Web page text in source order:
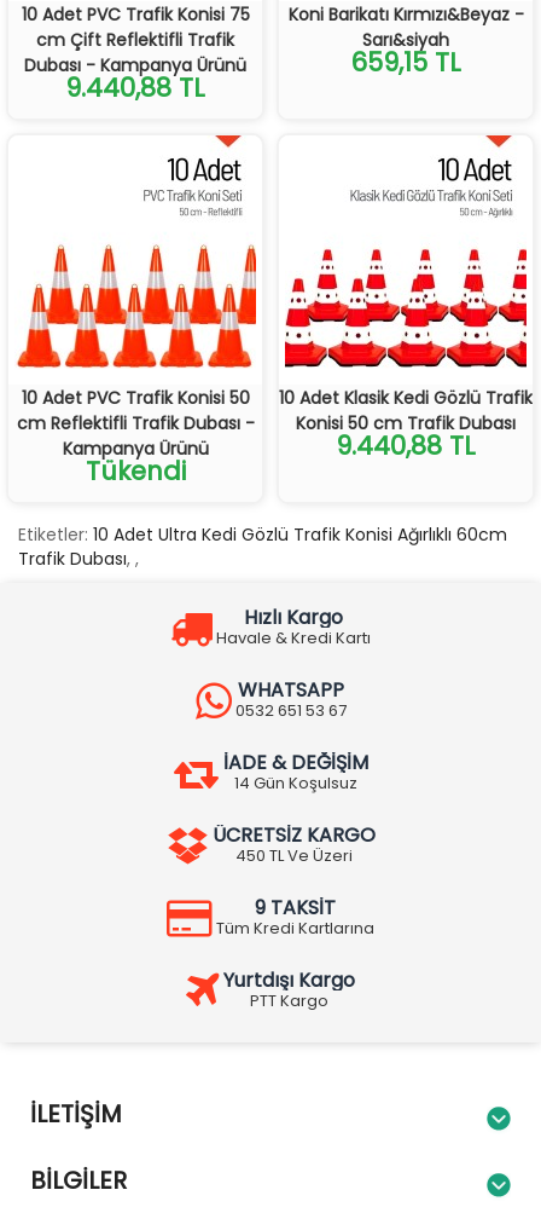
10 Adet PVC Trafik Konisi 75
cm Çift Reflektifli Trafik
Dubası - Kampanya Ürünü
9.440,88 TL
Koni Barikatı Kırmızı&Beyaz -
Sarı&siyah
659,15 TL
10 Adet PVC Trafik Konisi 50
cm Reflektifli Trafik Dubası -
Kampanya Ürünü
Tükendi
10 Adet Klasik Kedi Gözlü Trafik
Konisi 50 cm Trafik Dubası
9.440,88 TL
Etiketler: 10 Adet Ultra Kedi Gözlü Trafik Konisi Ağırlıklı 60cm
Trafik Dubası, ,
Hızlı Kargo
Havale & Kredi Kartı
WHATSAPP
0532 651 53 67
İADE & DEĞİŞİM
14 Gün Koşulsuz
ÜCRETSİZ KARGO
450 TL Ve Üzeri
9 TAKSİT
Tüm Kredi Kartlarına
Yurtdışı Kargo
PTT Kargo
İLETIŞIM
BILGILER